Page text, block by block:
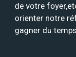
de votre
orienter notre
gagner du